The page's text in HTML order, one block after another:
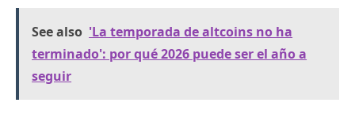
See also 'La temporada de altcoins no ha
terminado': por qué 2026 puede ser el año a
seguir